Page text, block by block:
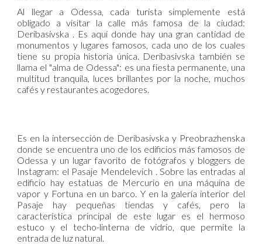
Al llegar a Odessa, cada turista simplemente está
obligado a visitar la calle más famosa de la ciudad:
Deribasivska . Es aquí donde hay una gran cantidad de
monumentos y lugares famosos, cada uno de los cuales
tiene su propia historia única. Deribasivska también se
llama el "alma de Odessa": es una fiesta permanente, una
multitud tranquila, luces brillantes por la noche, muchos
cafés y restaurantes acogedores.
Es en la intersección de Deribasivska y Preobrazhenska
donde se encuentra uno de los edificios más famosos de
Odessa y un lugar favorito de fotógrafos y bloggers de
Instagram: el Pasaje Mendelevich . Sobre las entradas al
edificio hay estatuas de Mercurio en una máquina de
vapor y Fortuna en un barco. Y en la galería interior del
Pasaje hay pequeñas tiendas y cafés, pero la
característica principal de este lugar es el hermoso
estuco y el techo-linterna de vidrio, que permite la
entrada de luz natural.